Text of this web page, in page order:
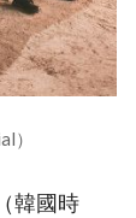
）
韓國時